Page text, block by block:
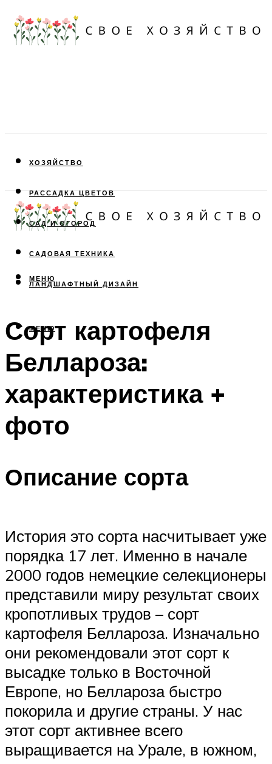
ХОЗЯЙСТВО
РАССАДКА ЦВЕТОВ
САД И ОГОРОД
САДОВАЯ ТЕХНИКА
ЛАНДШАФТНЫЙ ДИЗАЙН
МЕНЮ
МЕНЮ
Сорт картофеля
Беллароза:
характеристика +
фото
Описание сорта
История это сорта насчитывает уже
порядка 17 лет. Именно в начале
2000 годов немецкие селекционеры
представили миру результат своих
кропотливых трудов – сорт
картофеля Беллароза. Изначально
они рекомендовали этот сорт к
высадке только в Восточной
Европе, но Беллароза быстро
покорила и другие страны. У нас
этот сорт активнее всего
выращивается на Урале, в южном,